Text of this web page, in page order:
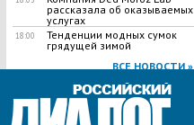
рассказала об оказываемых
услугах
18:00
Тенденции модных сумок
грядущей зимой
ВСЕ НОВОСТИ »